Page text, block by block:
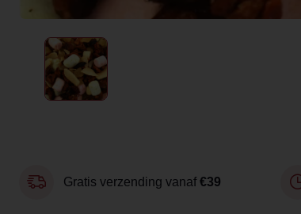
Gratis verzending vanaf €39